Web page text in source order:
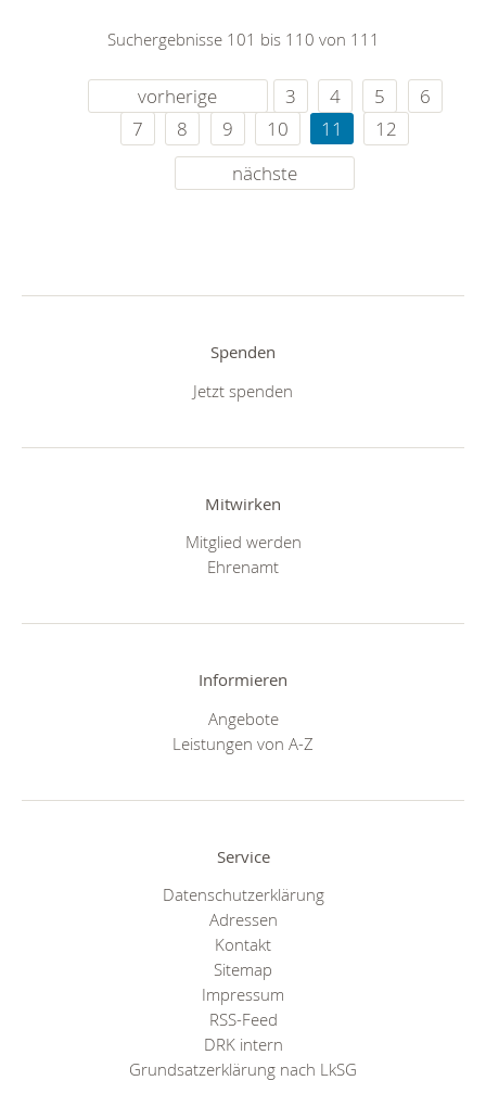
Suchergebnisse 101 bis 110 von 111
vorherige 3 4 5
6
7
8 9 10 11
12
nächste
Spenden
Jetzt spenden
Mitwirken
Mitglied werden
Ehrenamt
Informieren
Angebote
Leistungen von A-Z
Service
Datenschutzerklärung
Adressen
Kontakt
Sitemap
Impressum
RSS-Feed
DRK intern
Grundsatzerklärung nach LkSG